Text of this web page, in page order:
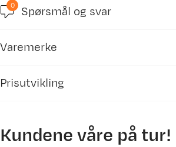
3.2
Janina L
Bekreftet kjøper
0 Spørsmål og svar
Varemerke
Prisutvikling
Kundene våre på tur!